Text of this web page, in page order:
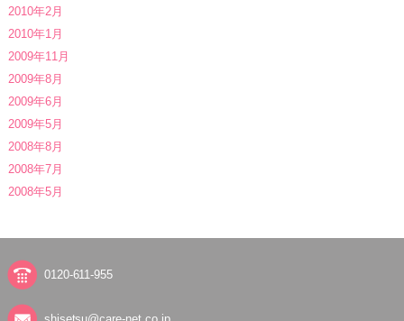
2010年2月
2010年1月
2009年11月
2009年8月
2009年6月
2009年5月
2008年8月
2008年7月
2008年5月
0120-611-955